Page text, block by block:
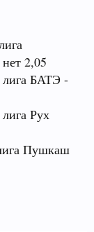
2,05
БАТЭ -
Рух
Пушкаш